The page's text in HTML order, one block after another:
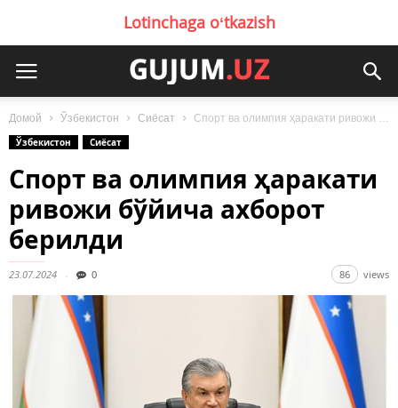
Lotinchaga oʻtkazish
Домой Ўзбекистон Сиёсат
Спорт ва олимпия ҳаракати ривожи бўйича ахборот берилди
Ўзбекистон
Сиёсат
Спорт ва олимпия ҳаракати
ривожи бўйича ахборот
берилди
23.07.2024 0 86 views